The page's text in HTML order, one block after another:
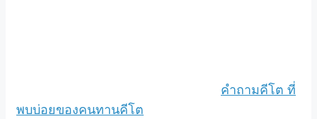
คำถามคีโต ที่
พบบ่อยของคนทานคีโต